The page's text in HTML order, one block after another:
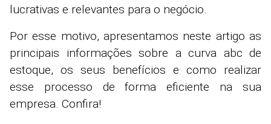
lucrativas e relevantes para o negócio.
Por esse motivo, apresentamos neste artigo as
principais informações sobre a curva abc de
estoque, os seus benefícios e como realizar
esse processo de forma eficiente na sua
empresa. Confira!